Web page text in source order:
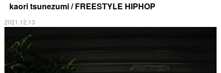
kaori tsunezumi / FREESTYLE HIPHOP
2021.12.13